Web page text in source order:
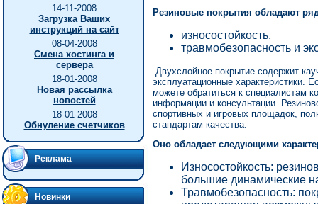
14-11-2008
Загрузка Ваших
инструкций на сайт
08-04-2008
Смена хостинга и
сервера
18-01-2008
Новая рассылка
новостей
18-01-2008
Обнуление счетчиков
Реклама
Новинки
Резиновые покрытия обладают
износостойкость,
травмобезопасность и
Двухслойное покрытие содержит
эксплуатационные характеристики.
можете обратиться к специалистам
информации и консультации.
спортивных и игровых площадок,
стандартам качества.
Оно обладает следующими
Износостойкость:
большие динамические
Травмобезопасность: